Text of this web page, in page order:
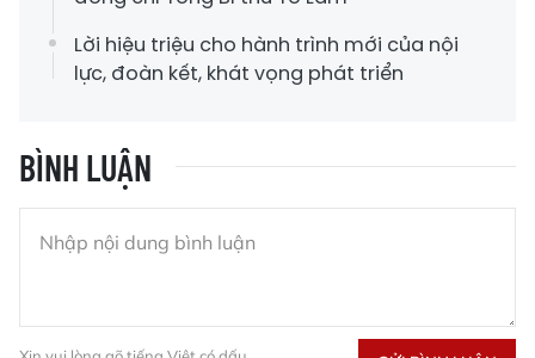
Lời hiệu triệu cho hành trình mới của nội
lực, đoàn kết, khát vọng phát triển
BÌNH LUẬN